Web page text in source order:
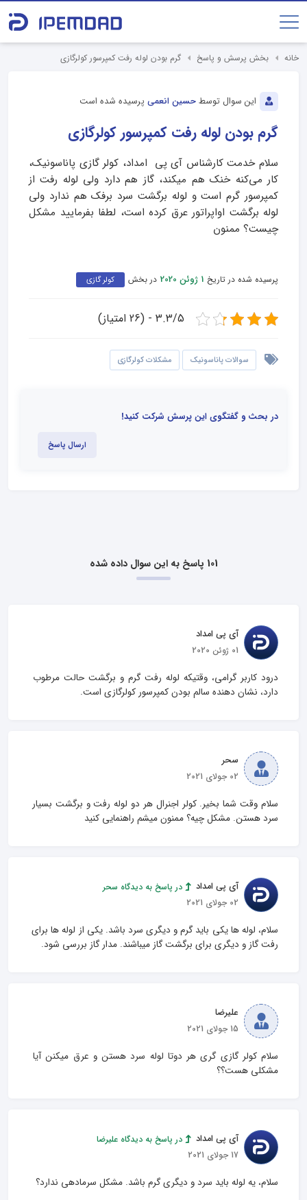
خانه بخش پرسش و پاسخ گرم بودن لوله رفت کمپرسور کولرگازی
این سوال توسط حسین انعمی پرسیده شده است
گرم بودن لوله رفت کمپرسور کولرگازی
سلام خدمت کارشناس آی پی امداد، کولر گازی پاناسونیک،
کار می‌کنه خنک هم میکند، گاز هم دارد ولی لوله رفت از
کمپرسور گرم است و لوله برگشت سرد برفک هم ندارد ولی
لوله برگشت اواپراتور عرق کرده است، لطفا بفرمایید مشکل
چیست؟ ممنون
پرسیده شده در تاریخ 1 ژوئن 2020 در بخش کولر گازی
3.3/5 - (26 امتیاز)
سوالات پاناسونیک مشکلات کولرگازی
در بحث و گفتگوی این پرسش شرکت کنید!
ارسال پاسخ
101 پاسخ به این سوال داده شده
آی پی امداد
01 ژوئن 2020
درود کاربر گرامی، وقتیکه لوله رفت گرم و برگشت حالت مرطوب
دارد، نشان دهنده سالم بودن کمپرسور کولرگازی است.
سحر
02 جولای 2021
سلام وقت شما بخیر. کولر اجنرال هر دو لوله رفت و برگشت بسیار
سرد هستن. مشکل چیه؟ ممنون میشم راهنمایی کنید
آی پی امداد
در پاسخ به دیدگاه سحر
02 جولای 2021
سلام، لوله ها یکی باید گرم و دیگری سرد باشد. یکی از لوله ها برای
رفت گاز و دیگری برای برگشت گاز میباشند. مدار گاز بررسی شود.
علیرضا
15 جولای 2021
سلام کولر گازی گری هر دوتا لوله سرد هستن و عرق میکنن آیا
مشکلی هست؟؟
آی پی امداد
در پاسخ به دیدگاه علیرضا
17 جولای 2021
سلام، یه لوله باید سرد و دیگری گرم باشد. مشکل سرمادهی ندارد؟